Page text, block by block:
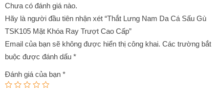
Chưa có đánh giá nào.
Hãy là người đầu tiên nhận xét “Thắt Lưng Nam Da Cá Sấu Gù
TSK105 Mặt Khóa Ray Trượt Cao Cấp”
Email của bạn sẽ không được hiển thị công khai. Các trường bắt
buộc được đánh dấu *
Đánh giá của bạn *